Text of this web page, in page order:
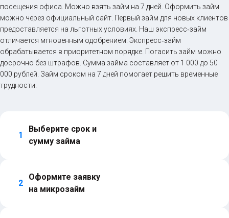
посещения офиса. Можно взять займ на 7 дней. Оформить займ
можно через официальный сайт. Первый займ для новых клиентов
предоставляется на льготных условиях. Наш экспресс‑займ
отличается мгновенным одобрением. Экспресс‑займ
обрабатывается в приоритетном порядке. Погасить займ можно
досрочно без штрафов. Сумма займа составляет от 1 000 до 50
000 рублей. Займ сроком на 7 дней помогает решить временные
трудности.
1
Выберите срок и
сумму займа
2
Оформите заявку
на микрозайм